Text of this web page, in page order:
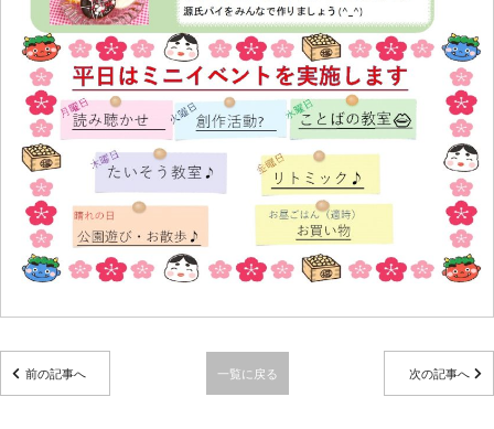
前の記事へ 一覧に戻る 次の記事へ